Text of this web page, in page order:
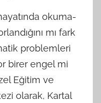
okuma-
mı fark
problemleri
birer engel mi
Eğitim ve
olarak, Kartal